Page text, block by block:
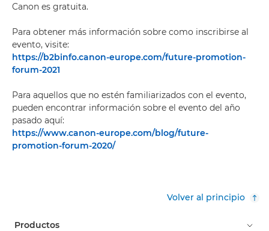
Canon es gratuita.
Para obtener más información sobre como inscribirse al
evento, visite:
https://b2binfo.canon-europe.com/future-promotion-
forum-2021
Para aquellos que no estén familiarizados con el evento,
pueden encontrar información sobre el evento del año
pasado aquí:
https://www.canon-europe.com/blog/future-
promotion-forum-2020/
Volver al principio
Productos